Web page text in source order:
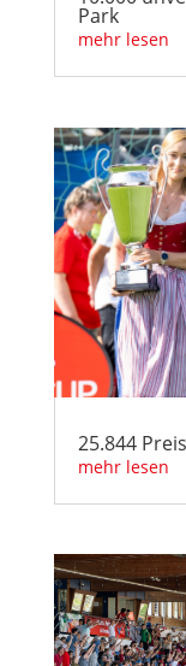
Park
mehr lesen
25.844
mehr lesen